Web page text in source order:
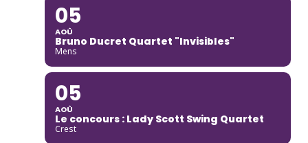
05
AOÛ
Bruno Ducret Quartet "Invisibles"
Mens
05
AOÛ
Le concours : Lady Scott Swing Quartet
Crest